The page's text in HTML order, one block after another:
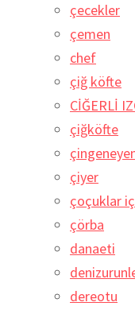
çecekler
çemen
chef
çiğ köfte
CİĞERLİ
çiğköfte
çiyer
çoçuklar
çörba
danaeti
dereotu